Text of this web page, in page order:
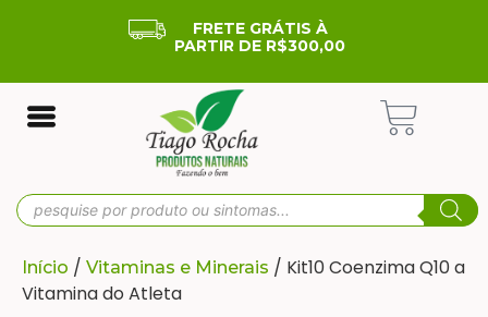
FRETE GRÁTIS À
PARTIR DE R$300,00
Início / Vitaminas e Minerais / Kit10 Coenzima Q10 a
Vitamina do Atleta